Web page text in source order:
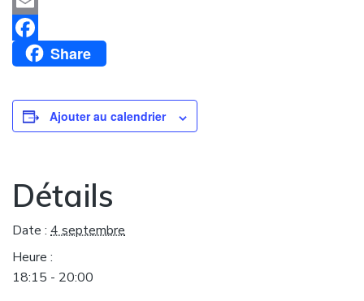
Email
FacebookShare
Ajouter au calendrier
Détails
Date : 4 septembre
Heure :
18:15 - 20:00